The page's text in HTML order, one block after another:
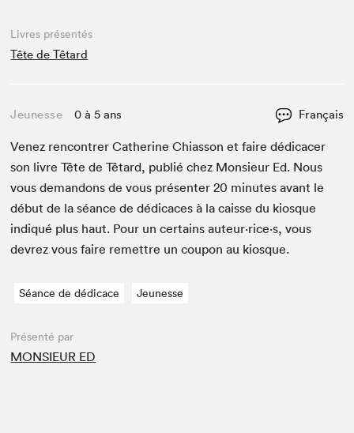
Livres présentés
Tête de Têtard
Jeunesse 0 à 5 ans Français
Venez ren­con­tr­er Cather­ine Chi­as­son et faire dédi­cac­er
son livre Tête de Têtard, pub­lié chez Mon­sieur Ed. Nous
vous deman­dons de vous présen­ter20 min­utes avant le
début de la séance de dédi­caces à la caisse du kiosque
indiqué plus haut. Pour un cer­tains auteur·rice·s, vous
devrez vous faire remet­tre un coupon au kiosque.
Séance de dédicace Jeunesse
Présenté par
MONSIEUR ED